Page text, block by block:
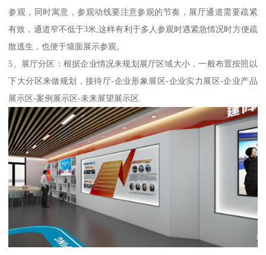
参观，同时寓意，参观动线要注意参观的节奏，展厅通道需要疏紧
有致，通道窄不低于3米,这样有利于多人参观时遇紧急情况时方便疏
散逃生，也便于墙面展示参观。
5、展厅分区：根据企业情况来规划展厅区域大小，一般布置按照以
下大分区来做规划，接待厅-企业形象展区-企业实力展区-企业产品
展示区-案例展示区-未来展望展示区.